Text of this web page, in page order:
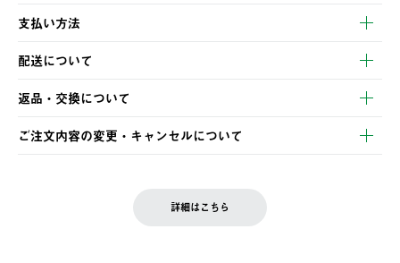
支払い方法
以下のいずれかの方法でお支払いいただけます。
・クレジットカード決済
・コンビニ決済
・Pay-easy決済
配送について
【発送スケジュール】
ご注文・ご入金完了より2営業日以内に商品を発送いたします。
土日祝の発送はございませんので、木曜日以降のご注文は週明け
の発送となる場合がございます。
返品・交換について
※お客様都合の場合
お客様都合の返品にかかる送料は、お客様ご負担とさせていただ
ご注文内容の変更・キャンセルについて
LOGOS FAMILY会員の方は、会員マイページ内 購入履歴画面に
詳細はこちら